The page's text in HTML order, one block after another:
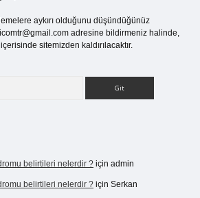
aykırı olduğunu düşündüğünüz
adresine bildirmeniz halinde,
sitemizden kaldırılacaktır.
belirtileri nelerdir ? için admin
belirtileri nelerdir ? için Serkan